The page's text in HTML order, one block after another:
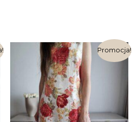
Promocja!
Pierwotna
cena
wynosiła:
119,99 zł.
Aktualna
cena
wynosi: